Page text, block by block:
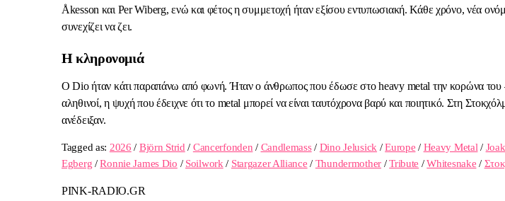
Åkesson και Per Wiberg, ενώ και φέτος η συμμετοχή ήταν εξίσου εντυπωσιακή. Κάθε χρόνο, νέα
συνεχίζει να ζει.
Η κληρονομιά
Ο Dio ήταν κάτι παραπάνω από φωνή. Ήταν ο άνθρωπος που έδωσε στο heavy metal την κορώνα του
αληθινοί, η ψυχή που έδειχνε ότι το metal μπορεί να είναι ταυτόχρονα βαρύ και ποιητικό. Στη
ανέδειξαν.
Tagged as: 2026 / Björn Strid / Cancerfonden / Candlemass/ Dino Jelusick /Europe / Heavy Metal /
Egberg /Ronnie James Dio / Soilwork / Stargazer Alliance / Thundermother /Tribute /Whitesnake /
PINK-RADIO.GR